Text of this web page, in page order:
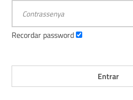
Recordar password